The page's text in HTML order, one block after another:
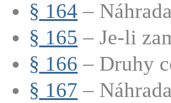
§ 164 –
§ 165 – Je-li
§ 166 – Druhy
§ 167 –